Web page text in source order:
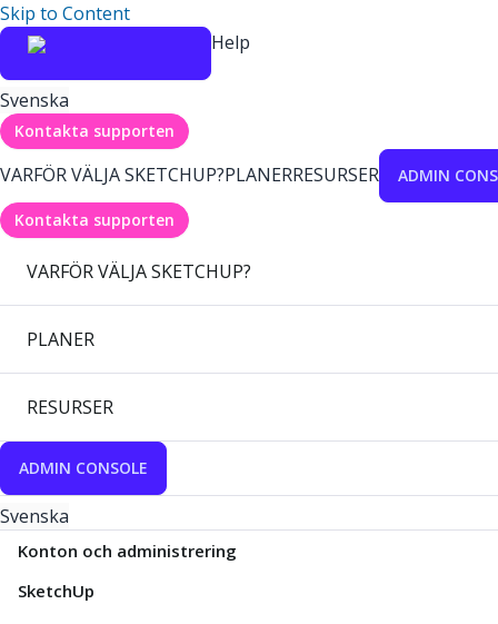
Skip to Content
Help
Svenska
Kontakta supporten
VARFÖR VÄLJA SKETCHUP?PLANERRESURSER ADMIN
Kontakta supporten
VARFÖR VÄLJA SKETCHUP?
PLANER
RESURSER
ADMIN CONSOLE
Svenska
Konton och administrering
SketchUp